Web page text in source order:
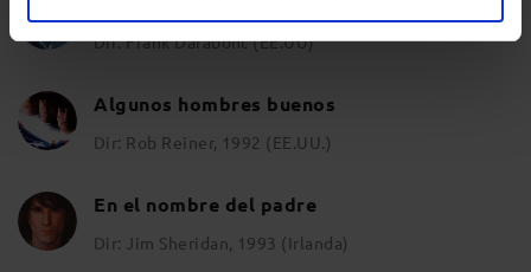
Dir: Frank Darabont (EE.UU)
Algunos hombres buenos
Dir: Rob Reiner, 1992 (EE.UU.)
En el nombre del padre
Dir: Jim Sheridan, 1993 (Irlanda)